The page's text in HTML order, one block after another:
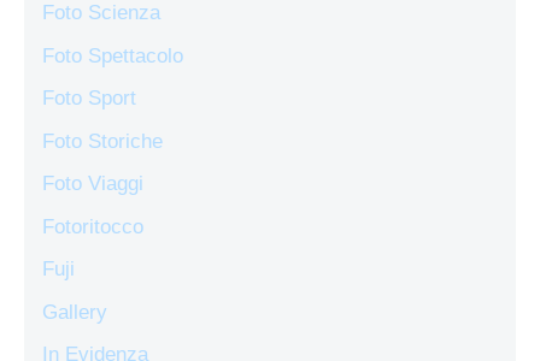
Foto Scienza
Foto Spettacolo
Foto Sport
Foto Storiche
Foto Viaggi
Fotoritocco
Fuji
Gallery
In Evidenza